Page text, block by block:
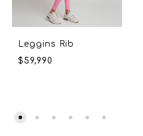
Leggins Rib
$59,990